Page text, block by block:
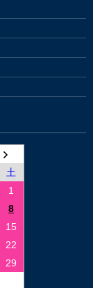
土
1
8
15
22
29